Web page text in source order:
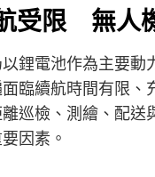
受限 無人
鋰電池作為主要
臨續航時間有限
巡檢、測繪、配
因素。